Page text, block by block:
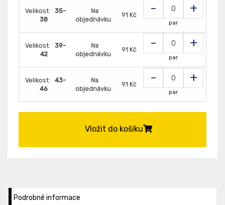
Velikost:
35-
38
Na
objednávku
91 Kč - +
par
Velikost:
39-
42
Na
objednávku
91 Kč - +
par
Velikost:
43-
46
Na
objednávku
91 Kč - +
par
Vložit do košíku
Podrobné informace